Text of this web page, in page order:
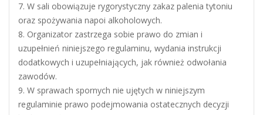
7. W sali obowiązuje rygorystyczny zakaz palenia tytoniu
oraz spożywania napoi alkoholowych.
8. Organizator zastrzega sobie prawo do zmian i
uzupełnień niniejszego regulaminu, wydania instrukcji
dodatkowych i uzupełniających, jak również odwołania
zawodów.
9. W sprawach spornych nie ujętych w niniejszym
regulaminie prawo podejmowania ostatecznych decyzji